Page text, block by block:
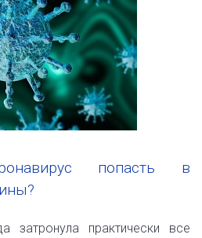
попасть в
затронула практически все